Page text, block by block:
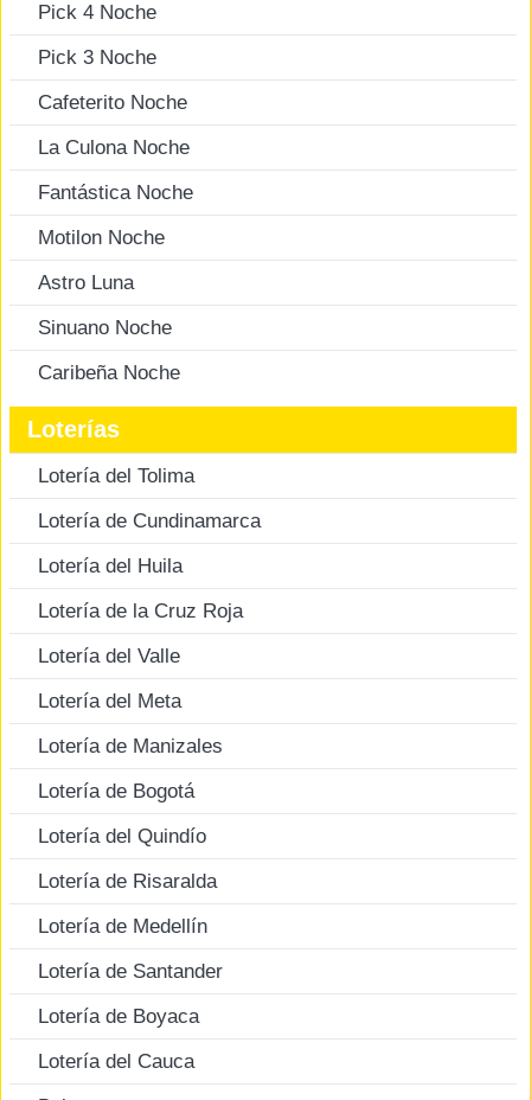
Pick 4 Noche
Pick 3 Noche
Cafeterito Noche
La Culona Noche
Fantástica Noche
Motilon Noche
Astro Luna
Sinuano Noche
Caribeña Noche
Loterías
Lotería del Tolima
Lotería de Cundinamarca
Lotería del Huila
Lotería de la Cruz Roja
Lotería del Valle
Lotería del Meta
Lotería de Manizales
Lotería de Bogotá
Lotería del Quindío
Lotería de Risaralda
Lotería de Medellín
Lotería de Santander
Lotería de Boyaca
Lotería del Cauca